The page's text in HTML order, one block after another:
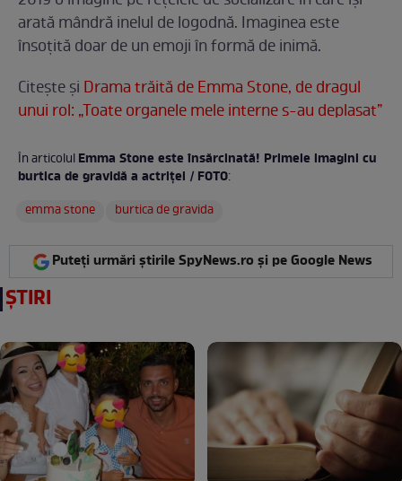
arată mândră inelul de logodnă. Imaginea este
însoțită doar de un emoji în formă de inimă.
Citește și Drama trăită de Emma Stone, de dragul
unui rol: „Toate organele mele interne s-au deplasat”
În articolulEmma Stone este însărcinată! Primele imagini cu
burtica de gravidă a actriței / FOTO:
emma stone
burtica de gravida
Puteți urmări știrile SpyNews.ro și pe Google News
ȘTIRI